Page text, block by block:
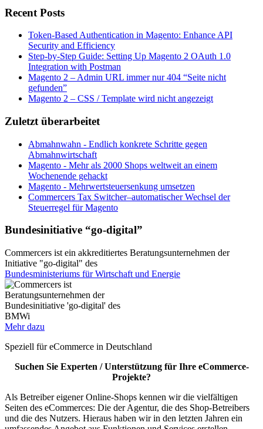
Recent Posts
Token-Based Authentication in Magento: Enhance API
Security and Efficiency
Step-by-Step Guide: Setting Up Magento 2 OAuth 1.0
Integration with Postman
Magento 2 – Admin URL immer nur 404 “Seite nicht
gefunden”
Magento 2 – CSS / Template wird nicht angezeigt
Zuletzt überarbeitet
Abmahnwahn - Endlich konkrete Schritte gegen
Abmahnwirtschaft
Magento - Mehr als 2000 Shops weltweit an einem
Wochenende gehackt
Magento - Mehrwertsteuersenkung umsetzen
Commercers Tax Switcher–automatischer Wechsel der
Steuerregel für Magento
Bundesinitiative “go-digital”
Commercers ist ein akkreditiertes Beratungsunternehmen der
Initiative "go-digital" des
Bundesministeriums für Wirtschaft und Energie
Mehr dazu
Speziell für eCommerce in Deutschland
Suchen Sie Experten / Unterstützung für Ihre eCommerce-
Projekte?
Als Betreiber eigener Online-Shops kennen wir die vielfältigen
Seiten des eCommerces: Die der Agentur, die des Shop-Betreibers
und die des Nutzers. Hieraus haben wir in den letzten Jahren ein